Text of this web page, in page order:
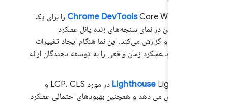
Chrome DevTools Core Web Vitals را برای یک
معین در نمای سنجه‌های زنده پانل عملکرد
و گزارش می‌کند. این نما هنگام ایجاد تغییرات
بازخورد عملکرد زمان واقعی را به توسعه دهندگان ارائه
Lighthouse
Lighthouse در مورد LCP، CLS و
TBT گزارش می دهد و همچنین بهبودهای احتمالی عملکرد